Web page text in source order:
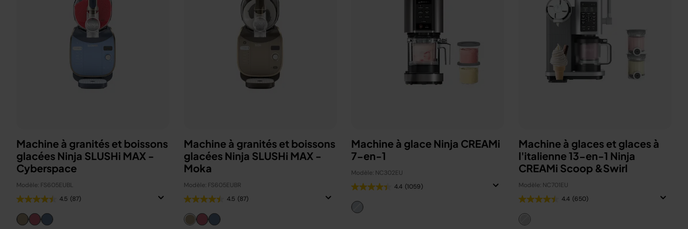
Machine à granités et boissons
glacées Ninja SLUSHi MAX -
Cyberspace
Modèle: FS605EUBL
4.5 (87)
Machine à granités et boissons
glacées Ninja SLUSHi MAX -
Moka
Modèle: FS605EUBR
4.5 (87)
Machine à glace Ninja CREAMi
7-en-1
Modèle: NC302EU
4.4 (1059)
Machine à glaces et glaces à
l'italienne 13-en-1 Ninja
CREAMi Scoop &Swirl
Modèle: NC701EU
4.4 (650)